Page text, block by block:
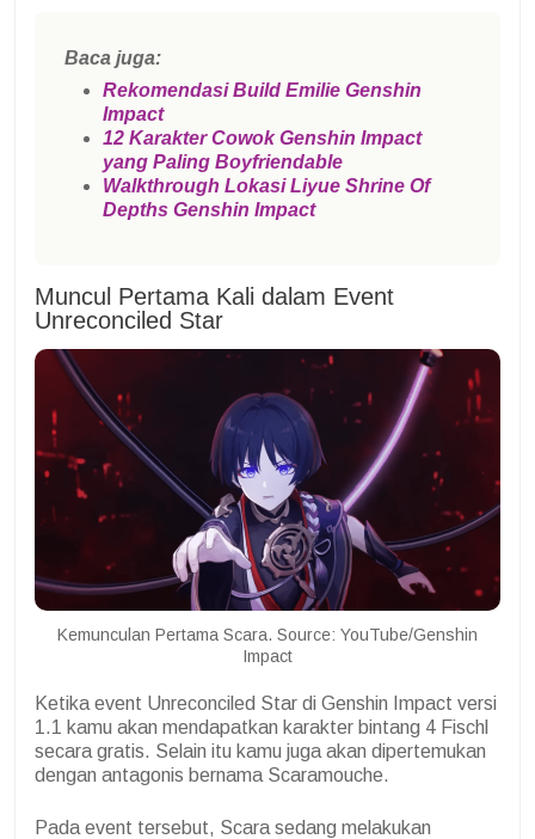
Baca juga:
Rekomendasi Build Emilie Genshin
Impact
12 Karakter Cowok Genshin Impact
yang Paling Boyfriendable
Walkthrough Lokasi Liyue Shrine Of
Depths Genshin Impact
Muncul Pertama Kali dalam Event
Unreconciled Star
Kemunculan Pertama Scara. Source: YouTube/Genshin
Impact
Ketika event Unreconciled Star di Genshin Impact versi
1.1 kamu akan mendapatkan karakter bintang 4 Fischl
secara gratis. Selain itu kamu juga akan dipertemukan
dengan antagonis bernama Scaramouche.
Pada event tersebut, Scara sedang melakukan